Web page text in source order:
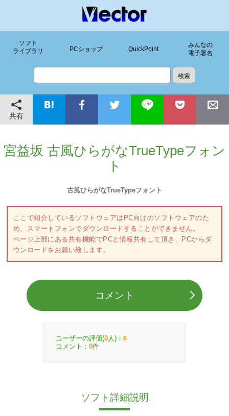
ソフト
ライブラリ
PCショップ QuickPoint
みんなの
電子署名
共有
宮益坂 古風ひらがなTrueTypeフォン
ト
古風ひらがなTrueTypeフォント
ここで紹介しているソフトウェアはPC向けのソフトウェアのた
め、スマートフォンでダウンロードすることができません。
ページ上部にある共有機能でPCと情報共有して頂き、PCからダ
ウンロードをお願い致します。
コメント
ユーザーの評価(0 人)： 0
コメント： 0件
ソフト詳細説明